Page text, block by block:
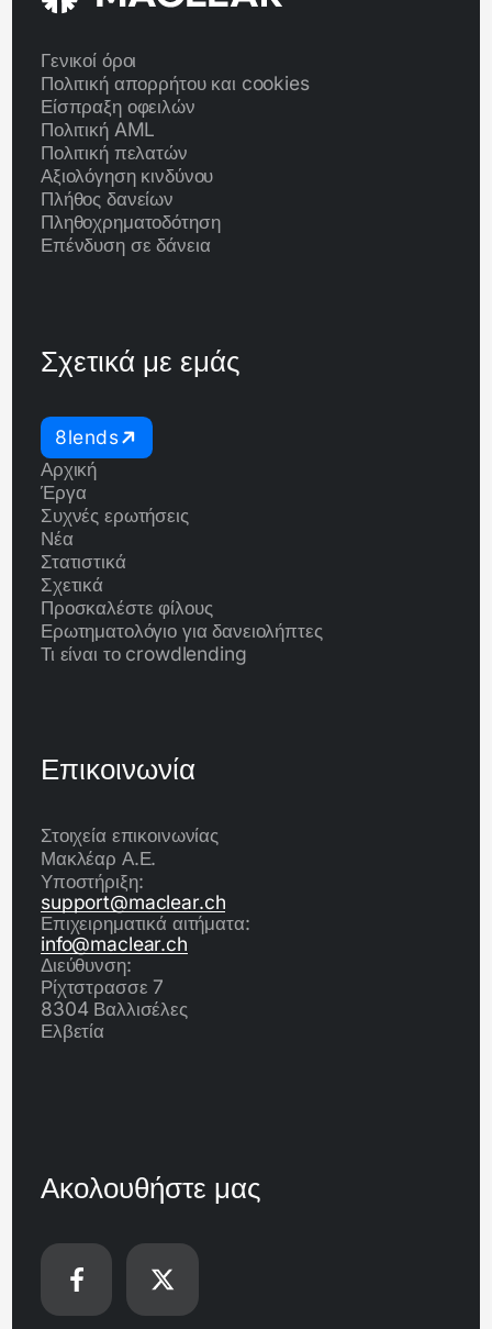
Γενικοί όροι
Πολιτική απορρήτου και cookies
Είσπραξη οφειλών
Πολιτική AML
Πολιτική πελατών
Αξιολόγηση κινδύνου
Πλήθος δανείων
Πληθοχρηματοδότηση
Επένδυση σε δάνεια
Σχετικά με εμάς
8lends
Αρχική
Έργα
Συχνές ερωτήσεις
Νέα
Στατιστικά
Σχετικά
Προσκαλέστε φίλους
Ερωτηματολόγιο για δανειολήπτες
Τι είναι το crowdlending
Επικοινωνία
Στοιχεία επικοινωνίας
Μακλέαρ Α.Ε.
Υποστήριξη:
support@maclear.ch
Επιχειρηματικά αιτήματα:
info@maclear.ch
Διεύθυνση:
Ρίχτστρασσε 7
8304 Βαλλισέλες
Ελβετία
Ακολουθήστε μας